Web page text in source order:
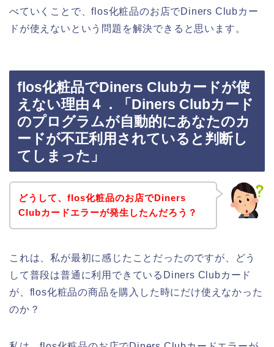
べていくことで、flos化粧品のお店でDiners Clubカー
ドが使えないという問題を解決できると思います。
flos化粧品でDiners Clubカードが使
えない理由４．「Diners Clubカード
のプログラムが自動的にあなたのカ
ードが不正利用されていると判断し
てしまった」
どうして、flos化粧品のお店でDiners
Clubカードエラーが発生したんだろう？
これは、私が最初に感じたことだったのですが、どう
して普段は普通に利用できているDiners Clubカード
が、flos化粧品の商品を購入した時にだけ使えなかった
のか？